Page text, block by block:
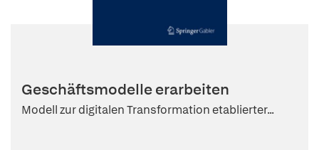
Geschäftsmodelle erarbeiten
Modell zur digitalen Transformation etablierter...